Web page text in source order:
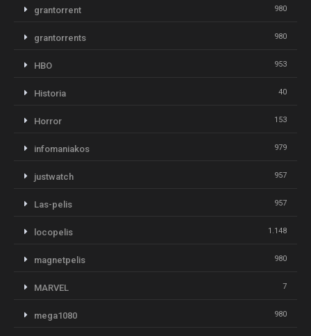
grantorrent 980
grantorrents 980
HBO 953
Historia 40
Horror 153
infomaniakos 979
justwatch 957
Las-pelis 957
locopelis 1.148
magnetpelis 980
MARVEL 7
mega1080 980